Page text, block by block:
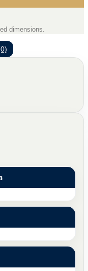
dimensions.